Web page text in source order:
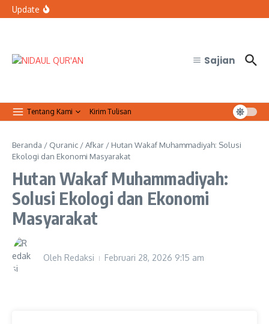
Lewati ke konten
Update
Sajian
Tentang Kami Kirim Tulisan
Beranda / Quranic /Afkar / Hutan Wakaf Muhammadiyah: Solusi
Ekologi dan Ekonomi Masyarakat
Hutan Wakaf Muhammadiyah:
Solusi Ekologi dan Ekonomi
Masyarakat
Oleh Redaksi Februari 28, 2026 9:15 am